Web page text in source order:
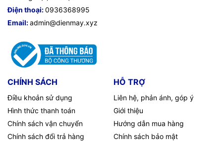
uy tín tại Việt Nam. Chúng tôi chuyên cung cấp đa dạng sản
mạng,Camera giám sát, Tổng đài
kiện máy tính,Điện máynhư tivi, tủ lạnh, máy giặt, máy hút
ẩm... cùng nhiều thiết bị công nghệ khác.
mang đếnsản phẩm chính hãng, giá tốt, dịch vụ chuyên
gia đình và cá nhân.
Điện thoại:0936368995
Email:admin@dienmay.xyz
CHÍNH SÁCH
Điều khoản sử dụng
Hình thức thanh toán
Chính sách vận chuyển
Chính sách đổi trả hàng
HỖ TRỢ
Liên hệ, phản ánh, góp ý
Giới thiệu
Hướng dẫn mua hàng
Chính sách bảo mật